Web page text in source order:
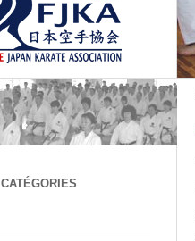
CATÉGORIES